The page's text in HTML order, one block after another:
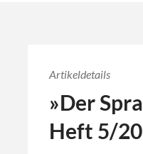
Artikeldetails
»Der
Heft 5/